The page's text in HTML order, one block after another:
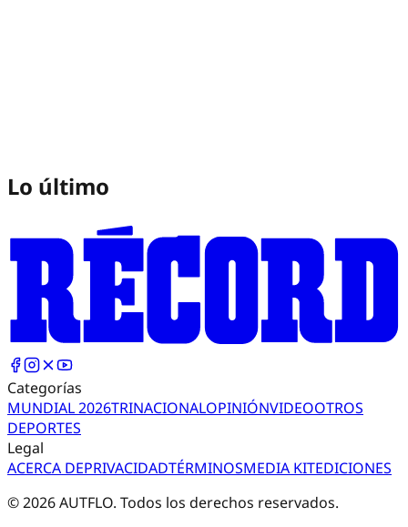
Lo último
Categorías
MUNDIAL 2026TRINACIONALOPINIÓNVIDEOOTROS
DEPORTES
Legal
ACERCA DEPRIVACIDADTÉRMINOSMEDIA KITEDICIONES
©2026AUTFLO. Todos los derechos reservados.